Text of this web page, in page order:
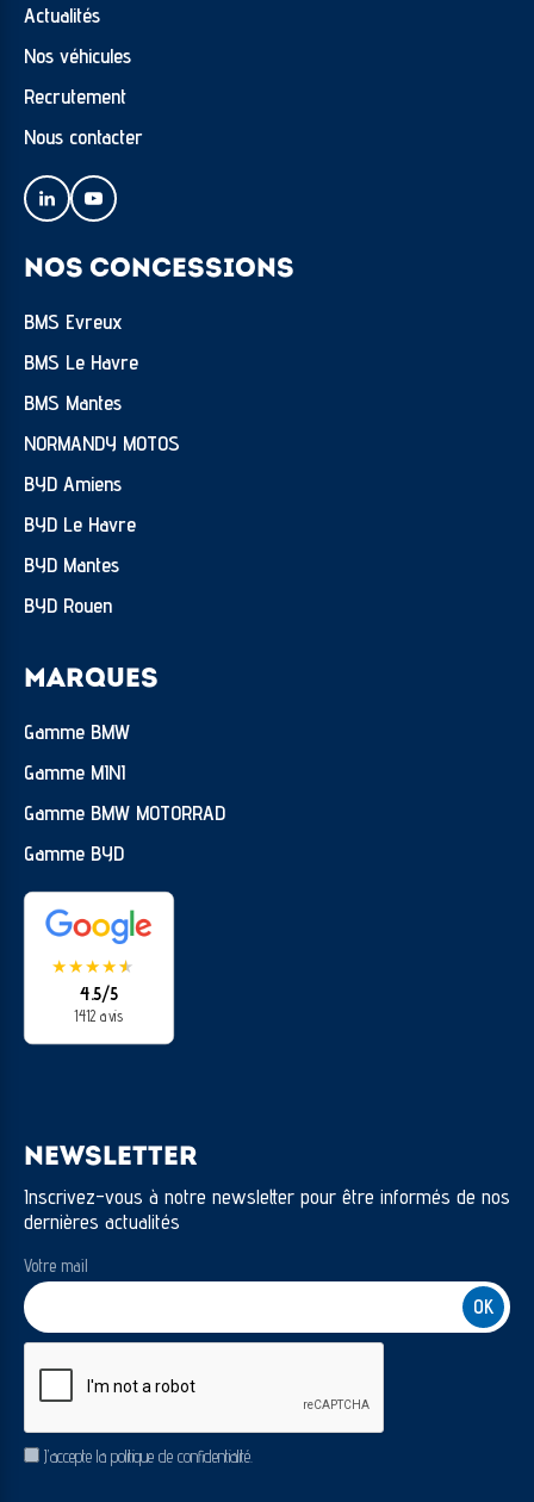
Actualités
Nos véhicules
Recrutement
Nous contacter
NOS CONCESSIONS
BMS Evreux
BMS Le Havre
BMS Mantes
NORMANDY MOTOS
BYD Amiens
BYD Le Havre
BYD Mantes
BYD Rouen
MARQUES
Gamme BMW
Gamme MINI
Gamme BMW MOTORRAD
Gamme BYD
★★★★★
★
4.5/5
1412 avis
NEWSLETTER
Inscrivez-vous à notre newsletter pour être informés de nos
dernières actualités
Votre mail
RGPDJ’accepte la politique de confidentialité.